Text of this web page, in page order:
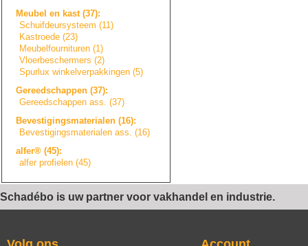
Meubel en kast (37):
Schuifdeursysteem (11)
Kastroede (23)
Meubelfournituren (1)
Vloerbeschermers (2)
Spurlux winkelverpakkingen (5)
Gereedschappen (37):
Gereedschappen ass. (37)
Bevestigingsmaterial en (16):
Bevestigingsmaterialen ass. (16)
alfer® (45):
alfer profielen (45)
Schadébo is uw partner voor vakhandel en industrie.